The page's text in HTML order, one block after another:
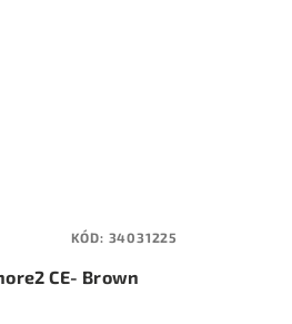
CE- Brown
KÓD: 34031225